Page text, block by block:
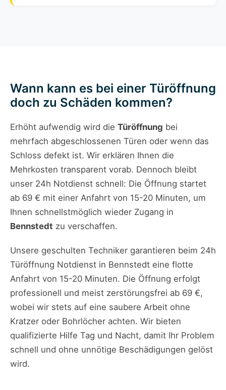
Wann kann es bei einer Türöffnung
doch zu Schäden kommen?
Erhöht aufwendig wird die Türöffnung bei
mehrfach abgeschlossenen Türen oder wenn das
Schloss defekt ist. Wir erklären Ihnen die
Mehrkosten transparent vorab. Dennoch bleibt
unser 24h Notdienst schnell: Die Öffnung startet
ab 69 € mit einer Anfahrt von 15-20 Minuten, um
Ihnen schnellstmöglich wieder Zugang in
Bennstedt zu verschaffen.
Unsere geschulten Techniker garantieren beim 24h
Türöffnung Notdienst in Bennstedt eine flotte
Anfahrt von 15-20 Minuten. Die Öffnung erfolgt
professionell und meist zerstörungsfrei ab 69 €,
wobei wir stets auf eine saubere Arbeit ohne
Kratzer oder Bohrlöcher achten. Wir bieten
qualifizierte Hilfe Tag und Nacht, damit Ihr Problem
schnell und ohne unnötige Beschädigungen gelöst
wird.